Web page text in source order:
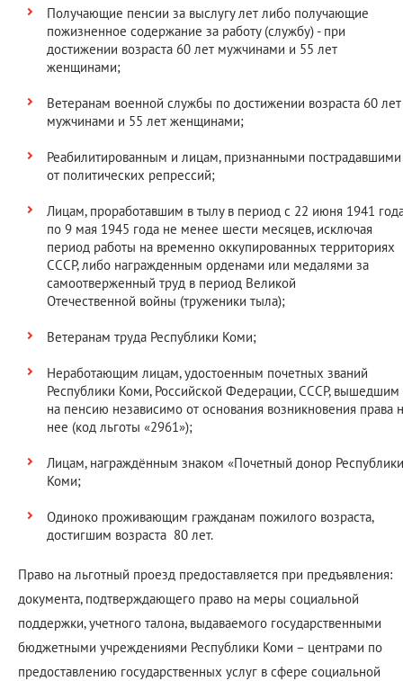
Получающие пенсии за выслугу лет либо получающие
пожизненное содержание за работу (службу) - при
достижении возраста 60 лет мужчинами и 55 лет
женщинами;
Ветеранам военной службы по достижении возраста 60 лет
мужчинами и 55 лет женщинами;
Реабилитированным и лицам, признанными пострадавшими
от политических репрессий;
Лицам, проработавшим в тылу в период с 22 июня 1941
по 9 мая 1945 года не менее шести месяцев, исключая
период работы на временно оккупированных территориях
СССР, либо награжденным орденами или медалями за
самоотверженный труд в период Великой
Отечественной войны (труженики тыла);
Ветеранам труда Республики Коми;
Неработающим лицам, удостоенным почетных званий
Республики Коми, Российской Федерации, СССР, вышедшим
на пенсию независимо от основания возникновения права
нее (код льготы «2961»);
Лицам, награждённым знаком «Почетный донор Республики
Коми;
Одиноко проживающим гражданам пожилого возраста,
достигшим возраста 80 лет.
Право на льготный проезд предоставляется при предъявления:
документа, подтверждающего право на меры социальной
поддержки, учетного талона, выдаваемого государственными
бюджетными учреждениями Республики Коми – центрами по
предоставлению государственных услуг в сфере социальной